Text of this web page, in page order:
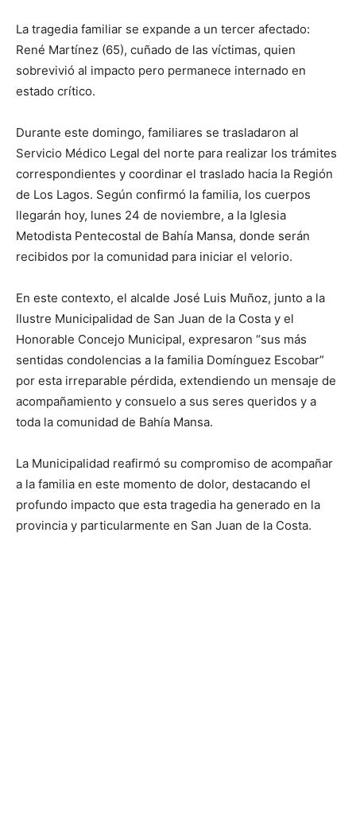
La tragedia familiar se expande a un tercer afectado:
René Martínez (65), cuñado de las víctimas, quien
sobrevivió al impacto pero permanece internado en
estado crítico.
Durante este domingo, familiares se trasladaron al
Servicio Médico Legal del norte para realizar los trámites
correspondientes y coordinar el traslado hacia la Región
de Los Lagos. Según confirmó la familia, los cuerpos
llegarán hoy, lunes 24 de noviembre, a la Iglesia
Metodista Pentecostal de Bahía Mansa, donde serán
recibidos por la comunidad para iniciar el velorio.
En este contexto, el alcalde José Luis Muñoz, junto a la
Ilustre Municipalidad de San Juan de la Costa y el
Honorable Concejo Municipal, expresaron “sus más
sentidas condolencias a la familia Domínguez Escobar”
por esta irreparable pérdida, extendiendo un mensaje de
acompañamiento y consuelo a sus seres queridos y a
toda la comunidad de Bahía Mansa.
La Municipalidad reafirmó su compromiso de acompañar
a la familia en este momento de dolor, destacando el
profundo impacto que esta tragedia ha generado en la
provincia y particularmente en San Juan de la Costa.